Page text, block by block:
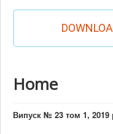
Home
Випуск № 23 том 1, 2019